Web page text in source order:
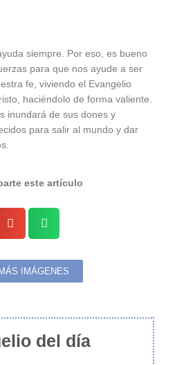
siempre. Por eso, es bueno
para que nos ayude a ser
fe, viviendo el Evangelio
haciéndolo de forma valiente.
inundará de sus dones y
para salir al mundo y dar
este artículo
IMÁGENES
del día